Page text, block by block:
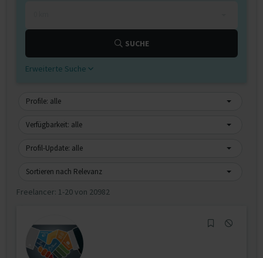
SUCHE
Erweiterte Suche
Profile: alle
Verfügbarkeit: alle
Profil-Update: alle
Sortieren nach Relevanz
Freelancer: 1-20 von 20982